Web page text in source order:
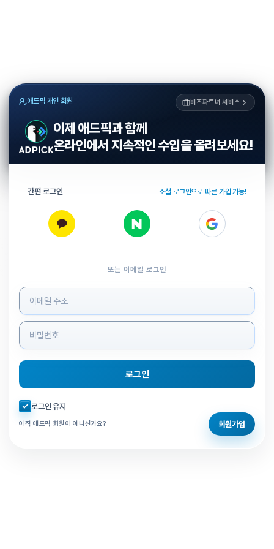
애드픽 개인 회원 비즈파트너 서비스
이제 애드픽과 함께
온라인에서 지속적인 수입을 올려보세요!
간편 로그인 소셜 로그인으로 빠른 가입 가능!
또는 이메일 로그인
로그인 정보 입력
로그인
자동로그인 체크
로그인 유지
아직 애드픽 회원이 아니신가요? 회원가입